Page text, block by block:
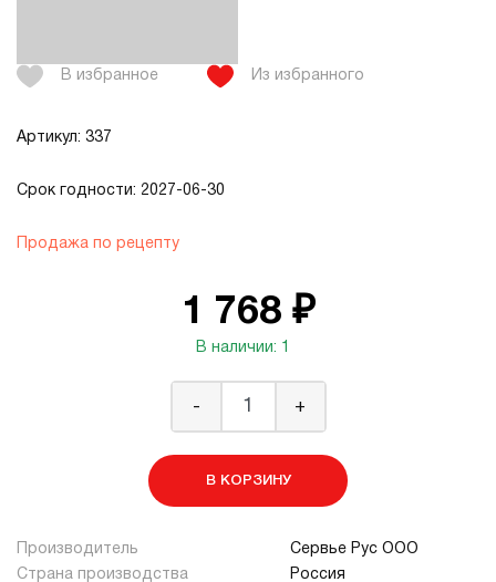
В избранное Из избранного
Артикул: 337
Срок годности: 2027-06-30
Продажа по рецепту
1 768 ₽
В наличии: 1
- +
В КОРЗИНУ
Производитель
Сервье Рус ООО
Страна производства
Россия